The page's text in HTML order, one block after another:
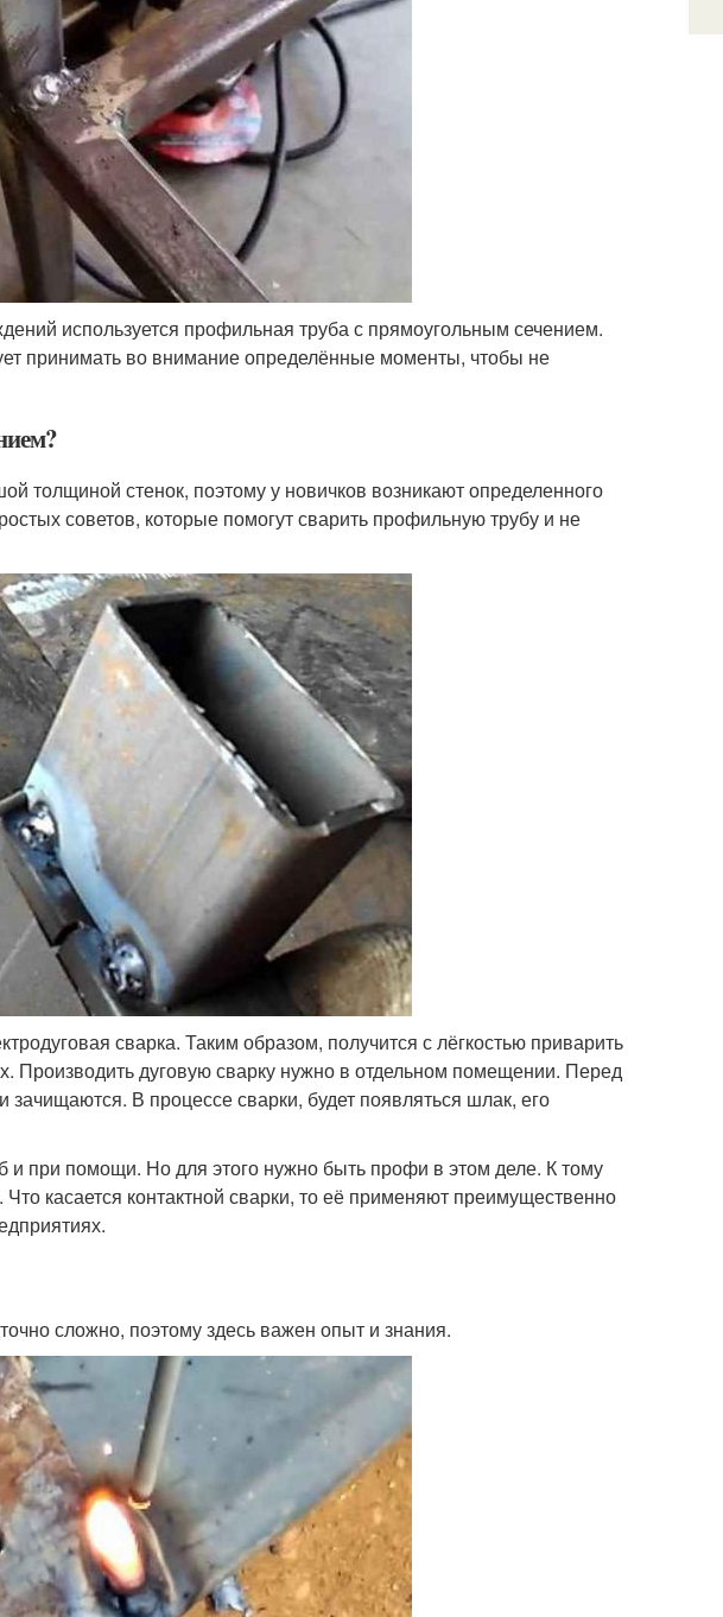
используется профильная труба с прямоугольным сечением.
принимать во внимание определённые моменты, чтобы не
толщиной стенок, поэтому у новичков возникают определенного
советов, которые помогут сварить профильную трубу и не
сварка. Таким образом, получится с лёгкостью приварить
Производить дуговую сварку нужно в отдельном помещении. Перед
В процессе сварки, будет появляться шлак, его
при помощи. Но для этого нужно быть профи в этом деле. К тому
касается контактной сварки, то её применяют преимущественно
сложно, поэтому здесь важен опыт и знания.